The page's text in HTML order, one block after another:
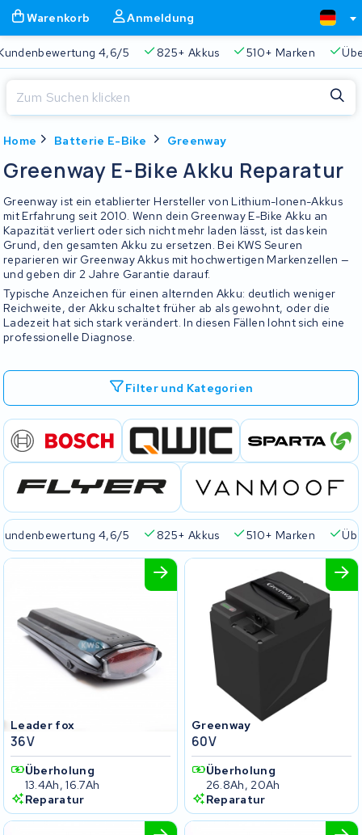
Warenkorb Anmeldung
4,6/5 825+ Akkus 510+ Marken
Home Batterie E-Bike Greenway
Greenway E-Bike Akku Reparatur
Greenway ist ein etablierter Hersteller von Lithium-Ionen-Akkus
mit Erfahrung seit 2010. Wenn dein Greenway E-Bike Akku an
Kapazität verliert oder sich nicht mehr laden lässt, ist das kein
Grund, den gesamten Akku zu ersetzen. Bei KWS Seuren
reparieren wir Greenway Akkus mit hochwertigen Markenzellen —
und geben dir 2 Jahre Garantie darauf.
Typische Anzeichen für einen alternden Akku: deutlich weniger
Reichweite, der Akku schaltet früher ab als gewohnt, oder die
Ladezeit hat sich stark verändert. In diesen Fällen lohnt sich eine
professionelle Diagnose.
Filter und Kategorien
4,6/5 825+ Akkus 510+ Marken
Leader fox
36V
Überholung
13.4Ah, 16.7Ah
Reparatur
Greenway
60V
Überholung
26.8Ah, 20Ah
Reparatur
Ihr Warenkorb ist leer.
Immer eine passende Lösung 2 Jahre Garantie
Schließen
Beginnen Sie mit der Eingabe in der Suchleiste, um zu suchen